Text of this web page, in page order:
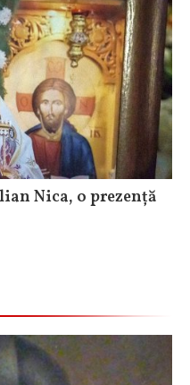
Nica, o prezență